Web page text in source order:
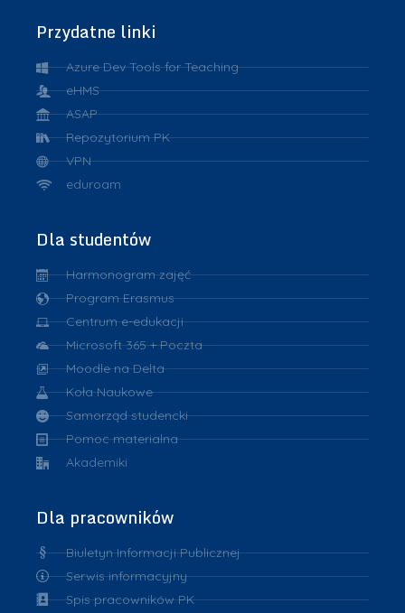
Przydatne linki
Azure Dev Tools for Teaching
eHMS
ASAP
Repozytorium PK
VPN
eduroam
Dla studentów
Harmonogram zajęć
Program Erasmus
Centrum e-edukacji
Microsoft 365 + Poczta
Moodle na Delta
Koła Naukowe
Samorząd studencki
Pomoc materialna
Akademiki
Dla pracowników
Biuletyn Informacji Publicznej
Serwis informacyjny
Spis pracowników PK